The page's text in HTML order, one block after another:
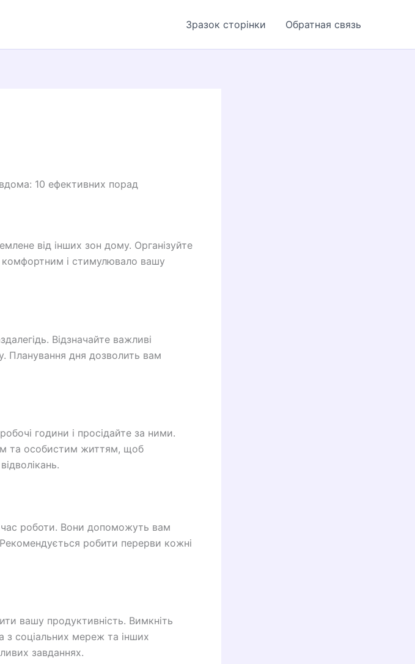
Зразок сторінки Обратная связь
10 ефективних порад
від інших зон дому. Організуйте
і стимулювало вашу
Відзначайте важливі
Планування дня дозволить вам
години і просідайте за ними.
та особистим життям, щоб
час роботи. Вони допоможуть вам
робити перерви кожні
вашу продуктивність. Вимкніть
з соціальних мереж та інших
завданнях.